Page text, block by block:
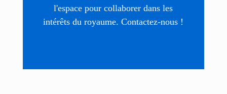
l'espace pour collaborer dans les
intérêts du royaume. Contactez-nous !